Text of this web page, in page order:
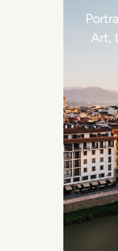
Art,